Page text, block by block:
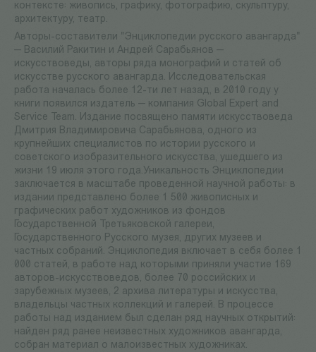
контексте: живопись, графику, фотографию, скульптуру,
архитектуру, театр.
Авторы-составители "Энциклопедии русского авангарда"
— Василий Ракитин и Андрей Сарабьянов —
искусствоведы, авторы ряда монографий и статей об
искусстве русского авангарда. Исследовательская
работа началась более 12-ти лет назад, в 2010 году у
книги появился издатель — компания Global Expert and
Service Team. Издание посвящено памяти искусствоведа
Дмитрия Владимировича Сарабьянова, одного из
крупнейших специалистов по истории русского и
советского изобразительного искусства, ушедшего из
жизни 19 июля этого года.Уникальность Энциклопедии
заключается в масштабе проведенной научной работы: в
издании представлено более 1 500 живописных и
графических работ художников из фондов
Государственной Третьяковской галереи,
Государственного Русского музея, других музеев и
частных собраний. Энциклопедия включает в себя более 1
000 статей, в работе над которыми приняли участие 169
авторов-искусствоведов, более 70 российских и
зарубежных музеев, 2 архива литературы и искусства,
владельцы частных коллекций и галерей. В процессе
работы над изданием был сделан ряд научных открытий:
найден ряд ранее неизвестных художников авангарда,
собран материал о малоизвестных художниках.